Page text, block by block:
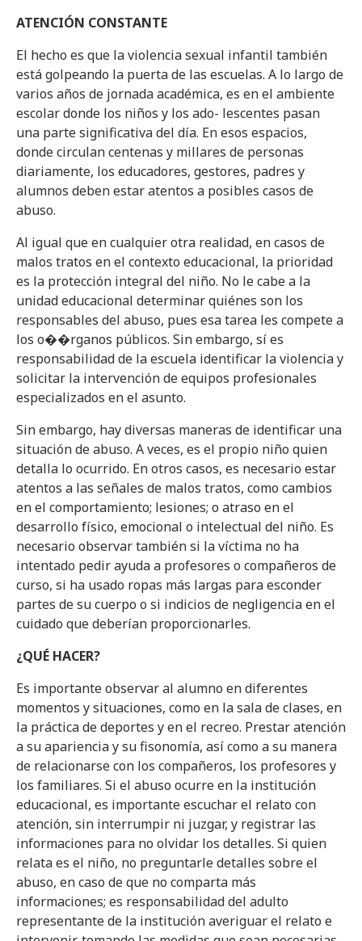
ATENCIÓN CONSTANTE
El hecho es que la violencia sexual infantil también
está golpeando la puerta de las escuelas. A lo largo de
varios años de jornada académica, es en el ambiente
escolar donde los niños y los ado- lescentes pasan
una parte significativa del día. En esos espacios,
donde circulan centenas y millares de personas
diariamente, los educadores, gestores, padres y
alumnos deben estar atentos a posibles casos de
abuso.
Al igual que en cualquier otra realidad, en casos de
malos tratos en el contexto educacional, la prioridad
es la protección integral del niño. No le cabe a la
unidad educacional determinar quiénes son los
responsables del abuso, pues esa tarea les compete a
los o��rganos públicos. Sin embargo, sí es
responsabilidad de la escuela identificar la violencia y
solicitar la intervención de equipos profesionales
especializados en el asunto.
Sin embargo, hay diversas maneras de identificar una
situación de abuso. A veces, es el propio niño quien
detalla lo ocurrido. En otros casos, es necesario estar
atentos a las señales de malos tratos, como cambios
en el comportamiento; lesiones; o atraso en el
desarrollo físico, emocional o intelectual del niño. Es
necesario observar también si la víctima no ha
intentado pedir ayuda a profesores o compañeros de
curso, si ha usado ropas más largas para esconder
partes de su cuerpo o si indicios de negligencia en el
cuidado que deberían proporcionarles.
¿QUÉ HACER?
Es importante observar al alumno en diferentes
momentos y situaciones, como en la sala de clases, en
la práctica de deportes y en el recreo. Prestar atención
a su apariencia y su fisonomía, así como a su manera
de relacionarse con los compañeros, los profesores y
los familiares. Si el abuso ocurre en la institución
educacional, es importante escuchar el relato con
atención, sin interrumpir ni juzgar, y registrar las
informaciones para no olvidar los detalles. Si quien
relata es el niño, no preguntarle detalles sobre el
abuso, en caso de que no comparta más
informaciones; es responsabilidad del adulto
representante de la institución averiguar el relato e